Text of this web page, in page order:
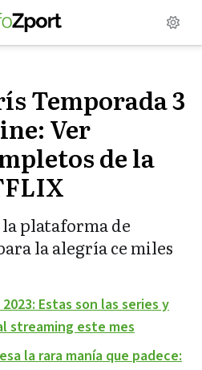
Temporada 3
Ver
de la
plataforma de
la alegría ce miles
Estas son las series y
streaming este mes
la rara manía que padece: